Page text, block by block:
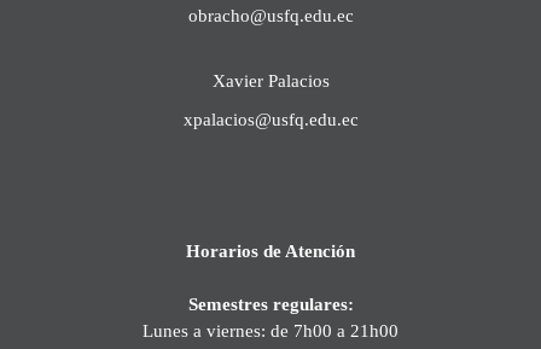
obracho@usfq.edu.ec
Xavier Palacios
xpalacios@usfq.edu.ec
Horarios de Atención
Semestres regulares:
Lunes a viernes: de 7h00 a 21h00